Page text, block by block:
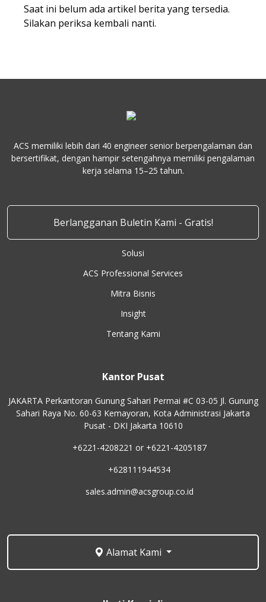
Saat ini belum ada artikel berita yang tersedia.
Silakan periksa kembali nanti.
ACS memiliki lebih dari 40 engineer senior berpengalaman dan
bersertifikat, dengan hampir setengahnya memiliki pengalaman
kerja selama 15–25 tahun.
Berlangganan Buletin Kami - Gratis!
Solusi
ACS Professional Services
Mitra Bisnis
Insight
Tentang Kami
Kantor Pusat
JAKARTA Perkantoran Gunung Sahari Permai #C 03-05 Jl. Gunung
Sahari Raya No. 60-63 Kemayoran, Kota Administrasi Jakarta
Pusat - DKI Jakarta 10610
+6221-4208221 or +6221-4205187
+628111944534
sales.admin@acsgroup.co.id
Alamat Kami